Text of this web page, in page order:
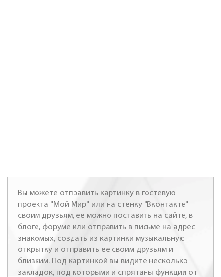
Вы можете отправить картинку в гостевую
проекта "Мой Мир" или на стенку "Вконтакте"
своим друзьям, ее можно поставить на сайте, в
блоге, форуме или отправить в письме на адрес
знакомых, создать из картинки музыкальную
открытку и отправить ее своим друзьям и
близким. Под картинкой вы видите несколько
закладок, под которыми и спрятаны функции от